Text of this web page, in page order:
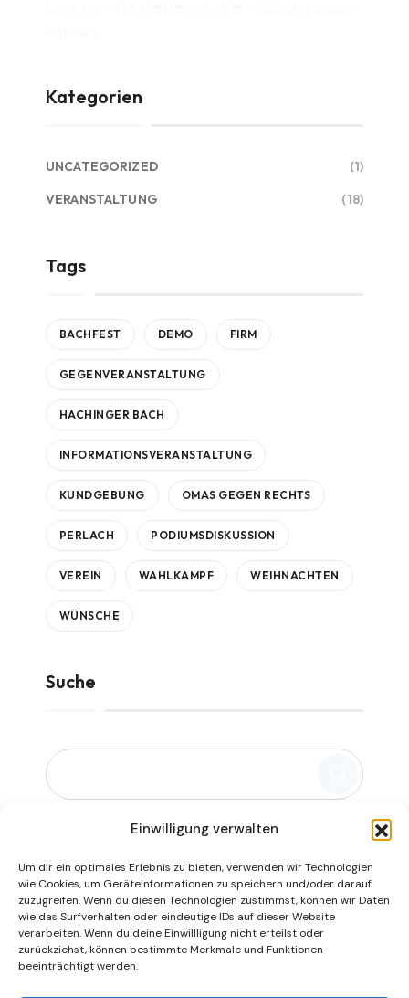
Einwilligung verwalten
Um dir ein optimales Erlebnis zu bieten, verwenden wir Technologien
wie Cookies, um Geräteinformationen zu speichern und/oder darauf
zuzugreifen. Wenn du diesen Technologien zustimmst, können wir Daten
wie das Surfverhalten oder eindeutige IDs auf dieser Website
verarbeiten. Wenn du deine Einwillligung nicht erteilst oder
zurückziehst, können bestimmte Merkmale und Funktionen
beeinträchtigt werden.
Kategorien
UNCATEGORIZED
(1)
VERANSTALTUNG
(18)
Tags
BACHFEST DEMO FIRM
GEGENVERANSTALTUNG
HACHINGER BACH
INFORMATIONSVERANSTALTUNG
KUNDGEBUNG OMAS GEGEN RECHTS
PERLACH PODIUMSDISKUSSION
VEREIN WAHLKAMPF WEIHNACHTEN
WÜNSCHE
Suche
| |